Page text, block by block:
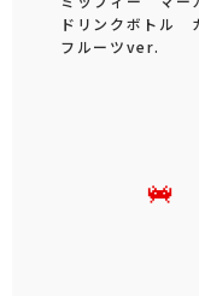
ドリンクボトル
フルーツver.